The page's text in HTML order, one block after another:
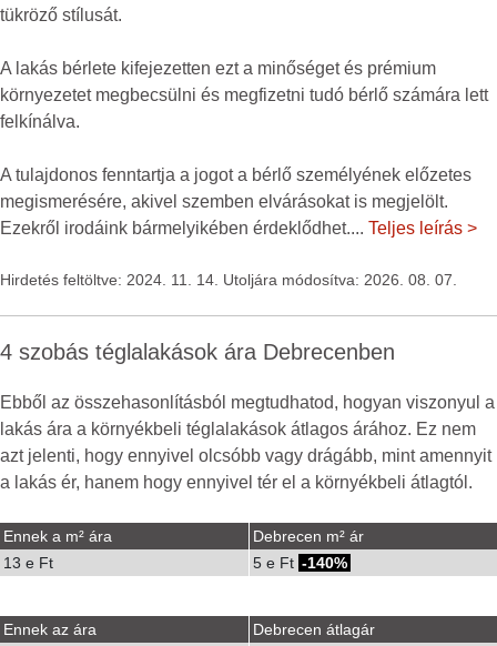
tükröző stílusát.
A lakás bérlete kifejezetten ezt a minőséget és prémium
környezetet megbecsülni és megfizetni tudó bérlő számára lett
felkínálva.
A tulajdonos fenntartja a jogot a bérlő személyének előzetes
megismerésére, akivel szemben elvárásokat is megjelölt.
Ezekről irodáink bármelyikében érdeklődhet.... Teljes leírás >
Hirdetés feltöltve: 2024. 11. 14. Utoljára módosítva: 2026. 08. 07.
4 szobás téglalakások ára Debrecenben
Ebből az összehasonlításból megtudhatod, hogyan viszonyul a
lakás ára a környékbeli téglalakások átlagos árához. Ez nem
azt jelenti, hogy ennyivel olcsóbb vagy drágább, mint amennyit
a lakás ér, hanem hogy ennyivel tér el a környékbeli átlagtól.
Ennek a m² ára
Debrecen m² ár
13 e Ft
5 e Ft -140%
Ennek az ára
Debrecen átlagár